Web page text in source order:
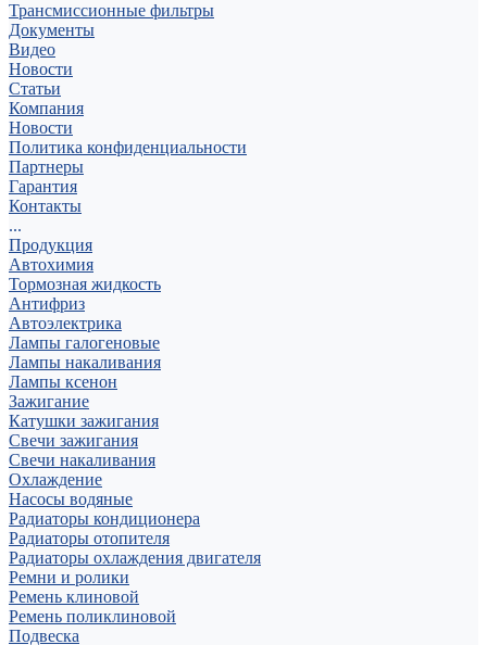
Трансмиссионные фильтры
Документы
Видео
Новости
Статьи
Компания
Новости
Политика конфиденциальности
Партнеры
Гарантия
Контакты
...
Продукция
Автохимия
Тормозная жидкость
Антифриз
Автоэлектрика
Лампы галогеновые
Лампы накаливания
Лампы ксенон
Зажигание
Катушки зажигания
Свечи зажигания
Свечи накаливания
Охлаждение
Насосы водяные
Радиаторы кондиционера
Радиаторы отопителя
Радиаторы охлаждения двигателя
Ремни и ролики
Ремень клиновой
Ремень поликлиновой
Подвеска